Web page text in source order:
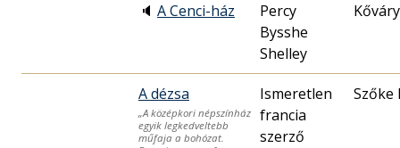
🔈 A Cenci-ház
Percy
Bysshe
Shelley
A dézsa
„A középkori népszínház
egyik legkedveltebb
műfaja a bohózat.
Ismeretlen
francia
szerző
Szőke